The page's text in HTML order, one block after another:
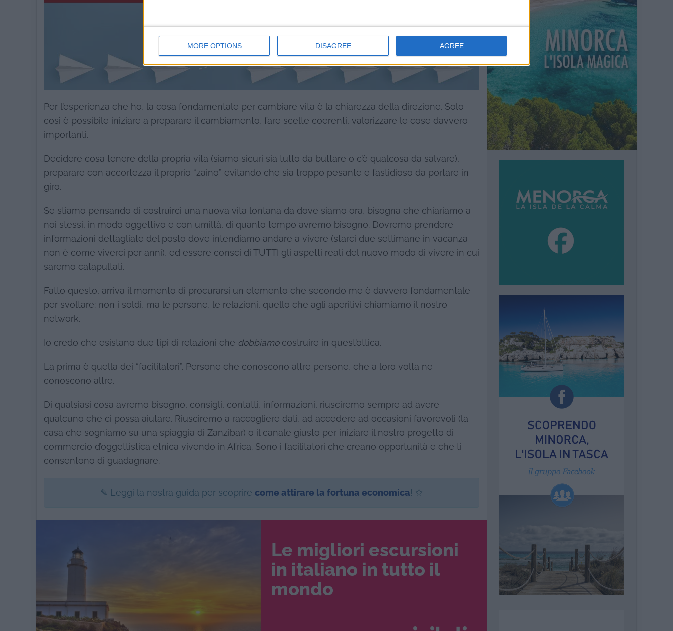
MORE OPTIONS DISAGREE AGREE
Per l’esperienza che ho, la cosa fondamentale per cambiare vita è la chiarezza della direzione. Solo
così è possibile iniziare a preparare il cambiamento, fare scelte coerenti, valorizzare le cose davvero
importanti.
Decidere cosa tenere della propria vita (siamo sicuri sia tutto da buttare o c’è qualcosa da salvare),
preparare con accortezza il proprio “zaino” evitando che sia troppo pesante e fastidioso da portare in
giro.
Se stiamo pensando di costruirci una nuova vita lontana da dove siamo ora, bisogna che chiariamo a
noi stessi, in modo oggettivo e con umiltà, di quanto tempo avremo bisogno. Dovremo prendere
informazioni dettagliate del posto dove intendiamo andare a vivere (starci due settimane in vacanza
non è come viverci per anni), ed essere consci di TUTTI gli aspetti reali del nuovo modo di vivere in cui
saremo catapultati.
Fatto questo, arriva il momento di procurarsi un elemento che secondo me è davvero fondamentale
per svoltare: non i soldi, ma le persone, le relazioni, quello che agli aperitivi chiamiamo il nostro
network.
Io credo che esistano due tipi di relazioni che dobbiamocostruire in quest’ottica.
La prima è quella dei “facilitatori”. Persone che conoscono altre persone, che a loro volta ne
conoscono altre.
Di qualsiasi cosa avremo bisogno, consigli, contatti, informazioni, riusciremo sempre ad avere
qualcuno che ci possa aiutare. Riusciremo a raccogliere dati, ad accedere ad occasioni favorevoli (la
casa che sogniamo su una spiaggia di Zanzibar) o il canale giusto per iniziare il nostro progetto di
commercio d’oggettistica etnica vivendo in Africa. Sono i facilitatori che creano opportunità e che ti
consentono di guadagnare.
✎ Leggi la nostra guida per scoprire come attirare la fortuna economica! ✩
Le migliori escursioni
in italiano in tutto il
mondo